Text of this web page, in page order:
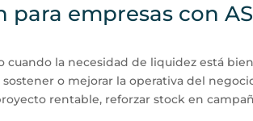
para empresas con
cuando la necesidad de liquidez está
o mejorar la operativa del
rentable, reforzar stock en